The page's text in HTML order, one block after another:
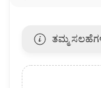
ತಮ್ಮ